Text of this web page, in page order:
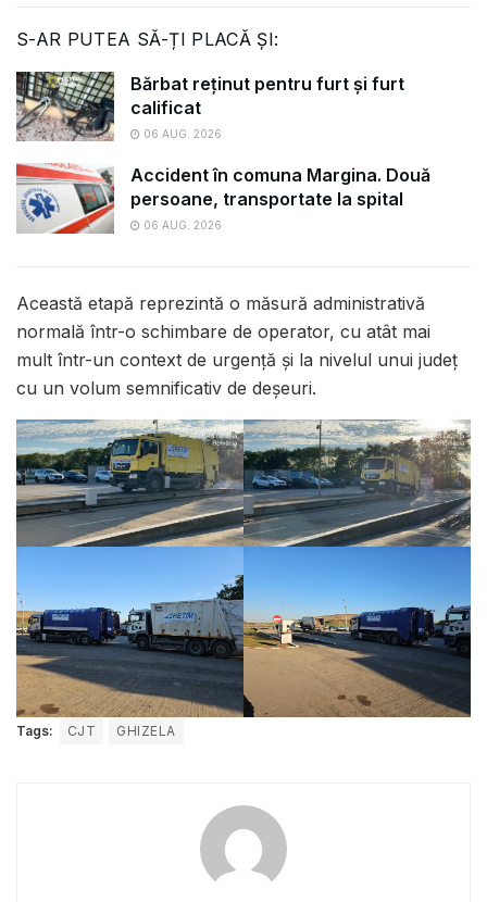
S-AR PUTEA SĂ-ȚI PLACĂ ȘI:
Bărbat reținut pentru furt și furt
calificat
06 AUG. 2026
Accident în comuna Margina. Două
persoane, transportate la spital
06 AUG. 2026
Această etapă reprezintă o măsură administrativă
normală într-o schimbare de operator, cu atât mai
mult într-un context de urgență și la nivelul unui județ
cu un volum semnificativ de deșeuri.
Tags: CJT GHIZELA